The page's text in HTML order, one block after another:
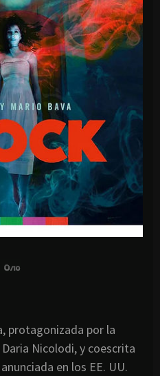
protagonizada por la
Nicolodi, y coescrita
en los EE. UU.